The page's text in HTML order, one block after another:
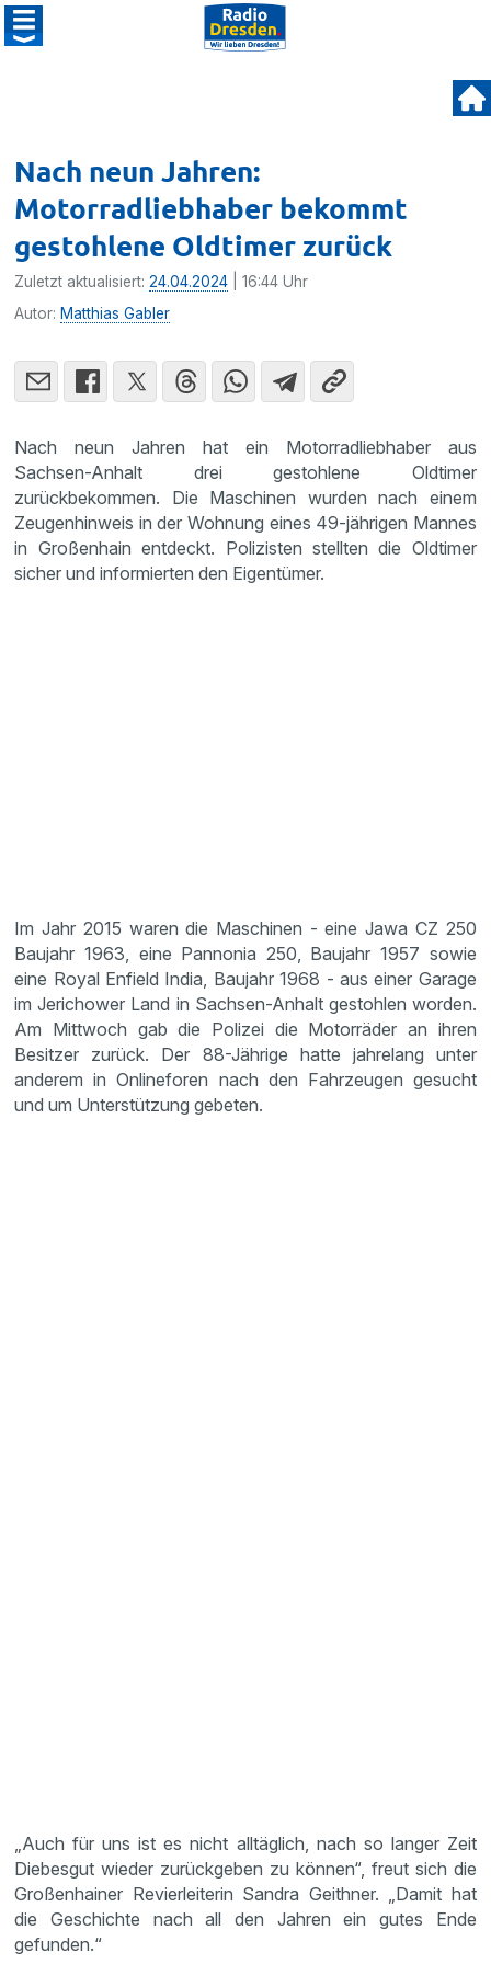
Nach neun Jahren:
Motorradliebhaber bekommt
gestohlene Oldtimer zurück
Zuletzt aktualisiert:24.04.2024 | 16:44 Uhr
Autor: Matthias Gabler
Nach neun Jahren hat ein Motorradliebhaber aus
Sachsen-Anhalt drei gestohlene Oldtimer
zurückbekommen. Die Maschinen wurden nach einem
Zeugenhinweis in der Wohnung eines 49-jährigen Mannes
in Großenhain entdeckt. Polizisten stellten die Oldtimer
sicher und informierten den Eigentümer.
Im Jahr 2015 waren die Maschinen - eine Jawa CZ 250
Baujahr 1963, eine Pannonia 250, Baujahr 1957 sowie
eine Royal Enfield India, Baujahr 1968 - aus einer Garage
im Jerichower Land in Sachsen-Anhalt gestohlen worden.
Am Mittwoch gab die Polizei die Motorräder an ihren
Besitzer zurück. Der 88-Jährige hatte jahrelang unter
anderem in Onlineforen nach den Fahrzeugen gesucht
und um Unterstützung gebeten.
„Auch für uns ist es nicht alltäglich, nach so langer Zeit
Diebesgut wieder zurückgeben zu können“, freut sich die
Großenhainer Revierleiterin Sandra Geithner. „Damit hat
die Geschichte nach all den Jahren ein gutes Ende
gefunden.“